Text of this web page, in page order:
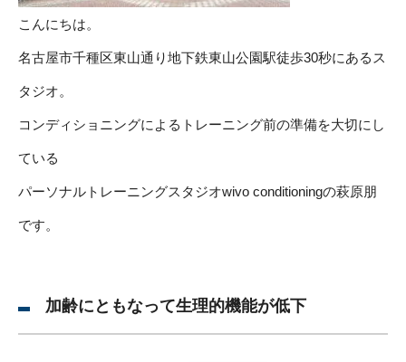
こんにちは。
名古屋市千種区東山通り地下鉄東山公園駅徒歩30秒にあるス
タジオ。
コンディショニングによるトレーニング前の準備を大切にし
ている
パーソナルトレーニングスタジオwivo conditioningの萩原朋
です。
加齢にともなって生理的機能が低下